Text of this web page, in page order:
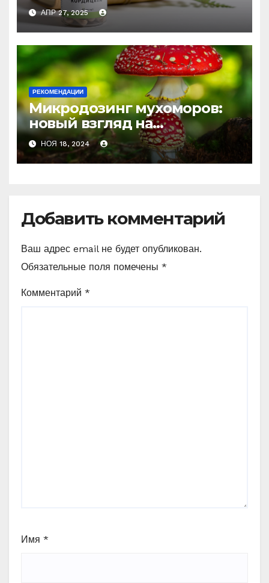
природное средство
против усталости и
истощения
АПР 27, 2025
РЕКОМЕНДАЦИИ
Микродозинг мухоморов:
новый взгляд на
психоделику
НОЯ 18, 2024
Добавить комментарий
Ваш адрес email не будет опубликован.
Обязательные поля помечены *
Комментарий *
Имя *